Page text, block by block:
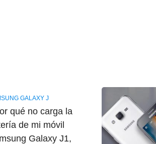
GALAXY J
qué no carga la
de mi móvil
Galaxy J1,